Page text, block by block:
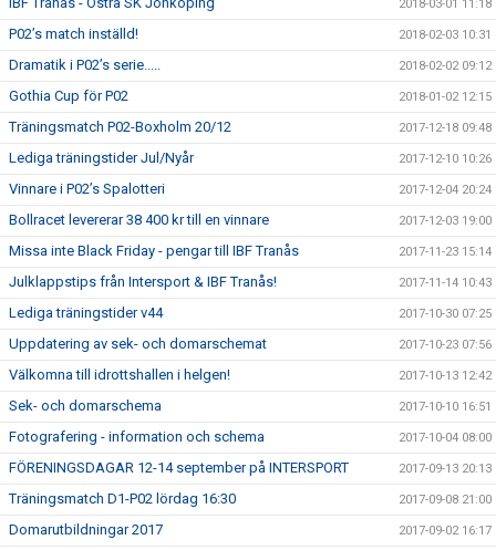
2018-03-01 11:18
P02’s match inställd! 2018-02-03 10:31
Dramatik i P02’s serie..... 2018-02-02 09:12
Gothia Cup för P02 2018-01-02 12:15
Träningsmatch P02-Boxholm 20/12 2017-12-18 09:48
Lediga träningstider Jul/Nyår 2017-12-10 10:26
Vinnare i P02’s Spalotteri 2017-12-04 20:24
Bollracet levererar 38 400 kr till en vinnare 2017-12-03 19:00
Missa inte Black Friday - pengar till IBF Tranås 2017-11-23 15:14
Julklappstips från Intersport & IBF Tranås! 2017-11-14 10:43
Lediga träningstider v44 2017-10-30 07:25
Uppdatering av sek- och domarschemat 2017-10-23 07:56
Välkomna till idrottshallen i helgen! 2017-10-13 12:42
Sek- och domarschema 2017-10-10 16:51
Fotografering - information och schema 2017-10-04 08:00
FÖRENINGSDAGAR 12-14 september på INTERSPORT 2017-09-13 20:13
Träningsmatch D1-P02 lördag 16:30 2017-09-08 21:00
Domarutbildningar 2017 2017-09-02 16:17